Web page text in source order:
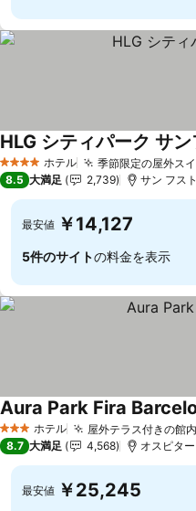
4 ホテルのランク
ホテル 季節限定の屋外ス
HLG シティパーク サン
8.5 大満足 2,739 サン フス
最安値 ￥14,127
5件のサイトの料金を表示
3 ホテルのランク
ホテル 屋外テラス付きの館
Aura Park Fira
8.7 大満足 4,568 オスピタ
最安値 ￥25,245